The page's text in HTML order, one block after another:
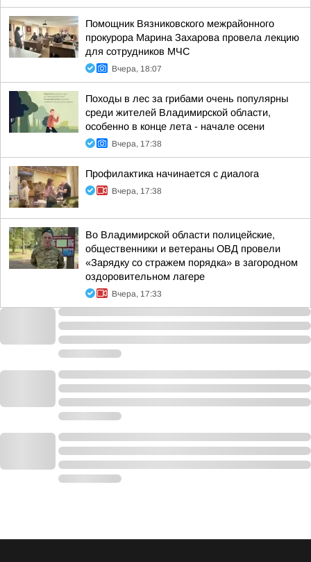
Помощник Вязниковского межрайонного
прокурора Марина Захарова провела лекцию
для сотрудников МЧС
Вчера, 18:07
Походы в лес за грибами очень популярны
среди жителей Владимирской области,
особенно в конце лета - начале осени
Вчера, 17:38
Профилактика начинается с диалога
Вчера, 17:38
Во Владимирской области полицейские,
общественники и ветераны ОВД провели
«Зарядку со стражем порядка» в загородном
оздоровительном лагере
Вчера, 17:33